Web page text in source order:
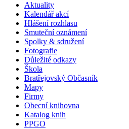
Aktuality
Kalendář akcí
Hlášení rozhlasu
Smuteční oznámení
Spolky & sdružení
Fotografie
Důležité odkazy
Škola
Bratřejovský Občasník
Mapy
Firmy
Obecní knihovna
Katalog knih
PPGO